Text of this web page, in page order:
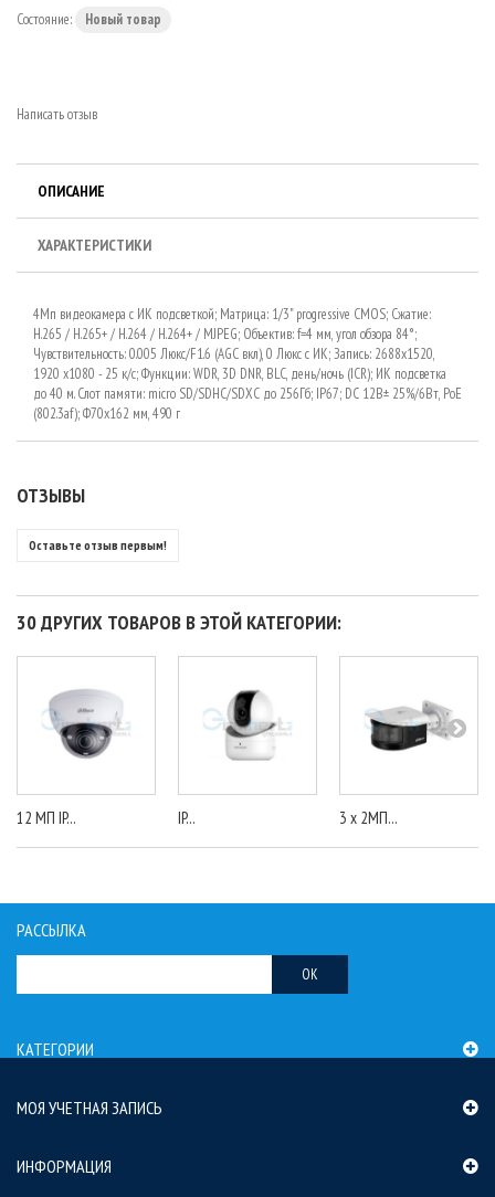
Состояние: Новый товар
Написать отзыв
ОПИСАНИЕ
ХАРАКТЕРИСТИКИ
4Мп видеокамера с ИК подсветкой; Матрица: 1/3" progressive CMOS; Сжатие:
Н.265 / Н.265+ / H.264 / H.264+ / MJPEG; Объектив: f=4 мм, угол обзора 84°;
Чувствительность: 0.005 Люкс/F1.6 (AGC вкл), 0 Люкс с ИК; Запись: 2688х1520,
1920 x1080 - 25 к/с; Функции: WDR, 3D DNR, BLC, день/ночь (ICR); ИК подсветка
до 40 м. Слот памяти: micro SD/SDHC/SDXC до 256Гб; IP67; DC 12В± 25%/6Вт, PoE
(802.3af); Ф70х162 мм, 490 г
ОТЗЫВЫ
Оставьте отзыв первым!
30 ДРУГИХ ТОВАРОВ В ЭТОЙ КАТЕГОРИИ:
12 МП IP... IP... 3 x 2МП...
РАССЫЛКА
OK
КАТЕГОРИИ
МОЯ УЧЕТНАЯ ЗАПИСЬ
ИНФОРМАЦИЯ